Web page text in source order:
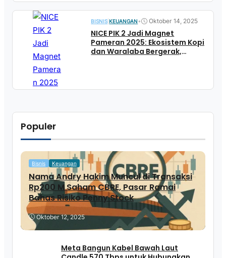
BISNIS |KEUANGAN• Oktober 14, 2025
NICE PIK 2 Jadi Magnet
Pameran 2025: Ekosistem Kopi
dan Waralaba Bergerak,
Populer
Bisnis Keuangan
Nama Andry Hakim Muncul di Transaksi
Rp200 M Saham CBRE, Pasar Ramai
Bahas Risiko Penny Stock
Oktober 12, 2025
Meta Bangun Kabel Bawah Laut